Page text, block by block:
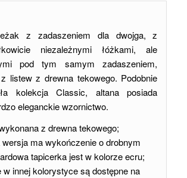
z zadaszeniem dla dwojga, z
niezależnymi łóżkami, ale
pod tym samym zadaszeniem,
listew z drewna tekowego. Podobnie
kolekcja Classic, altana posiada
eleganckie wzornictwo.
z drewna tekowego;
ma wykończenie o drobnym
tapicerka jest w kolorze ecru;
innej kolorystyce są dostępne na